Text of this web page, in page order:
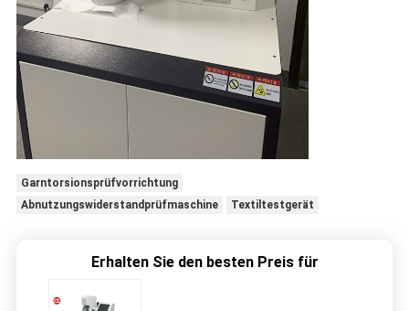
Garntorsionsprüfvorrichtung
Abnutzungswiderstandprüfmaschine
Textiltestgerät
Erhalten Sie den besten Preis für